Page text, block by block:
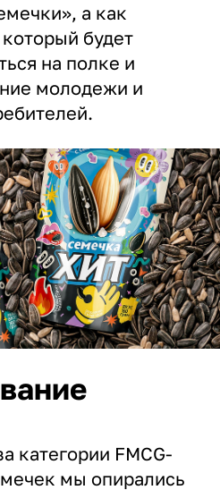
а как
будет
на полке и
молодежи и
категории FMCG-
мы опирались